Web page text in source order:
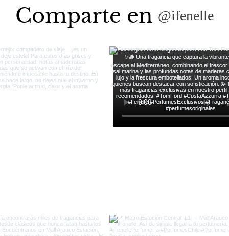
Comparte en @ifenelle